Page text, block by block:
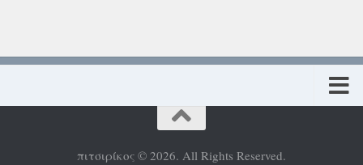
Πολιτική προστασίας προσωπικών δεδομένων
πιτσιρίκος © 2026. All Rights Reserved.